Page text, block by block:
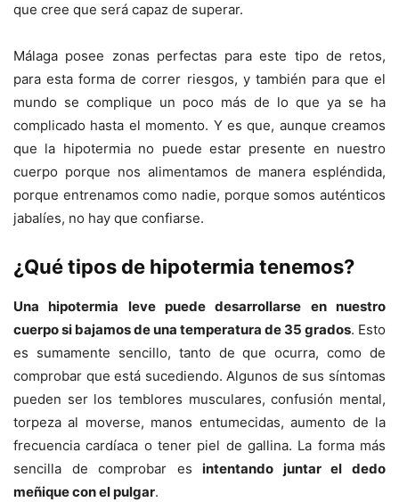
que cree que será capaz de superar.
Málaga posee zonas perfectas para este tipo de retos,
para esta forma de correr riesgos, y también para que el
mundo se complique un poco más de lo que ya se ha
complicado hasta el momento. Y es que, aunque creamos
que la hipotermia no puede estar presente en nuestro
cuerpo porque nos alimentamos de manera espléndida,
porque entrenamos como nadie, porque somos auténticos
jabalíes, no hay que confiarse.
¿Qué tipos de hipotermia tenemos?
Una hipotermia leve puede desarrollarse en nuestro
cuerpo si bajamos de una temperatura de 35 grados. Esto
es sumamente sencillo, tanto de que ocurra, como de
comprobar que está sucediendo. Algunos de sus síntomas
pueden ser los temblores musculares, confusión mental,
torpeza al moverse, manos entumecidas, aumento de la
frecuencia cardíaca o tener piel de gallina. La forma más
sencilla de comprobar esintentando juntar el dedo
meñique con el pulgar.